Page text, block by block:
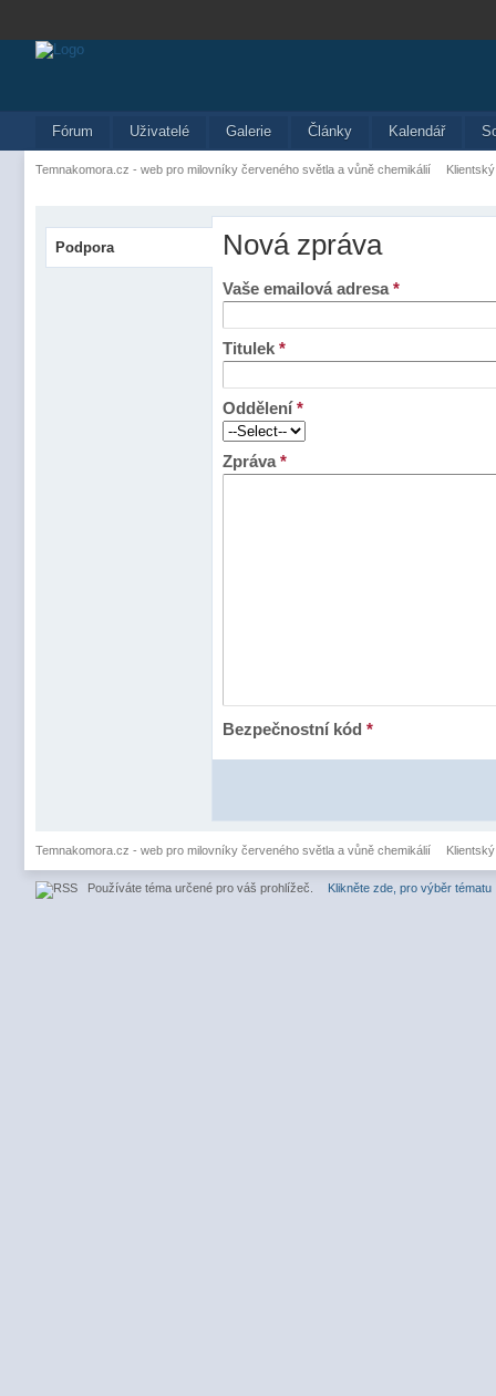
Fórum Uživatelé Galerie Články Kalendář
Temnakomora.cz - web pro milovníky červeného světla a vůně chemikálií
Podpora Nová zpráva
Vaše emailová adresa*
Titulek *
Oddělení*
Zpráva*
Bezpečnostní kód *
Temnakomora.cz - web pro milovníky červeného světla a vůně chemikálií
Používáte téma určené pro váš prohlížeč. Klikněte zde, pro výběr tématu